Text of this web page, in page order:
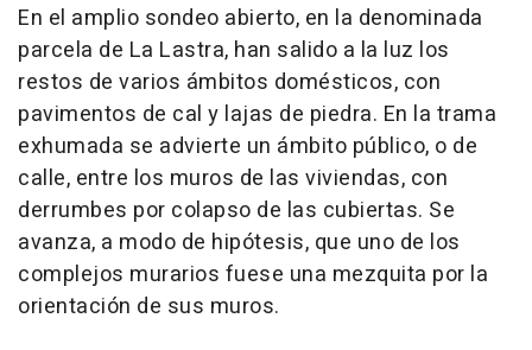
En el amplio sondeo abierto, en la denominada
parcela de La Lastra, han salido a la luz los
restos de varios ámbitos domésticos, con
pavimentos de cal y lajas de piedra. En la trama
exhumada se advierte un ámbito público, o de
calle, entre los muros de las viviendas, con
derrumbes por colapso de las cubiertas. Se
avanza, a modo de hipótesis, que uno de los
complejos murarios fuese una mezquita por la
orientación de sus muros.